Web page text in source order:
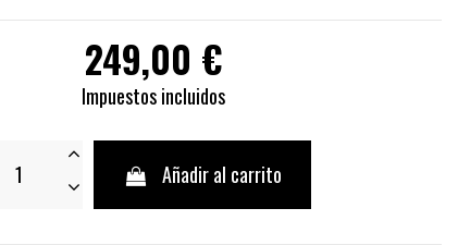
249,00 €
Impuestos incluidos
Añadir al carrito